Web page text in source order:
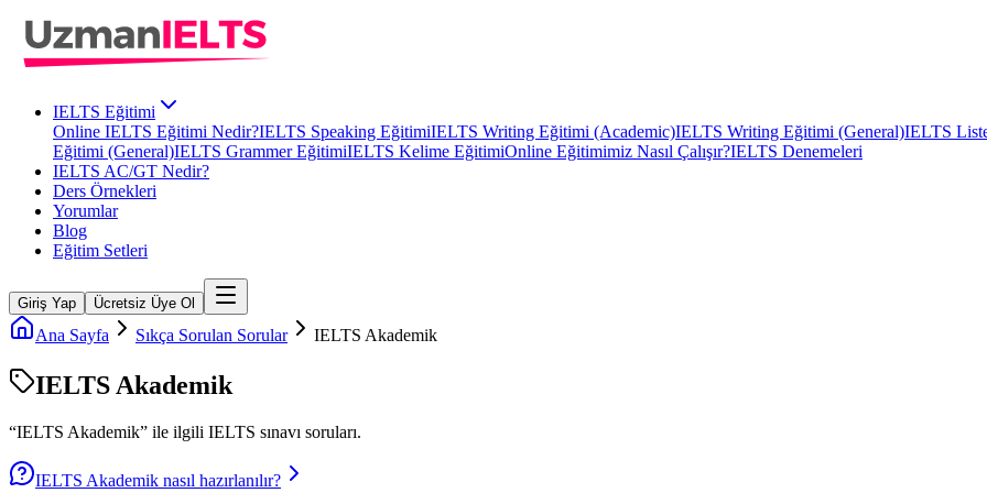
IELTS Eğitimi
Online IELTS Eğitimi Nedir?IELTS Speaking EğitimiIELTS Writing Eğitimi (Academic)IELTS Writing Eğitimi (General)IELTS
Eğitimi (General)IELTS Grammer EğitimiIELTS Kelime EğitimiOnline Eğitimimiz Nasıl Çalışır?IELTS Denemeleri
IELTS AC/GT Nedir?
Ders Örnekleri
Yorumlar
Blog
Eğitim Setleri
Giriş Yap Ücretsiz Üye Ol
Ana Sayfa Sıkça Sorulan Sorular IELTS Akademik
IELTS Akademik
“IELTS Akademik” ile ilgili IELTS sınavı soruları.
IELTS Akademik nasıl hazırlanılır?